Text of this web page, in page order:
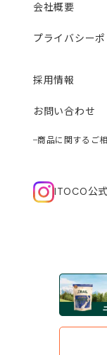
会社概要
プライバシー
採用情報
お問い合わせ
商品に関するご
ITOCO公